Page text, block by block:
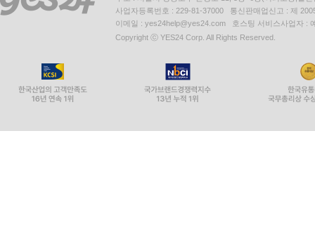
사업자등록번호 : 229-81-37000 통신판매업신고 : 제
이메일 : yes24help@yes24.com 호스팅 서비스사업자 :
Copyright ⓒ YES24 Corp. All Rights Reserved.